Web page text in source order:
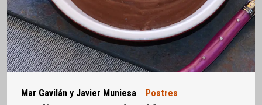
Mar Gavilán y Javier Muniesa Postres